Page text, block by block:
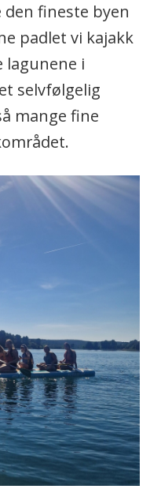
fineste byen
padlet vi kajakk
lagunene i
selvfølgelig
mange fine